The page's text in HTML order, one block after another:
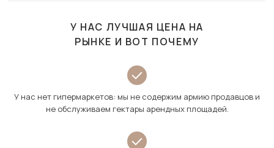
У НАС ЛУЧШАЯ ЦЕНА НА
РЫНКЕ И ВОТ ПОЧЕМУ
У нас нет гипермаркетов: мы не содержим армию продавцов и
не обслуживаем гектары арендных площадей.